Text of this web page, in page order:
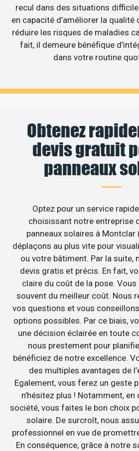
recul dans des situations
en capacité d’améliorer la
réduire les risques de maladies
fait, il demeure bénéfique
dans votre routine
Obtenez
devis gratuit
panneaux
Optez pour un service
choisissant notre entreprise
panneaux solaires à Montclar
déplaçons au plus vite pour
ou votre bâtiment. Par la suite,
devis gratis et précis. En fait,
claire du coût de la pose.
souvent du meilleur coût. Nous
vos questions et vous
options possibles. Par ce biais,
une décision éclairée en toute
nous prestement pour
bénéficiez de notre excellence.
des multiples avantages de
Egalement, vous ferez un geste
n’hésitez plus ! Notamment,
société, vous faites le bon choix
solaire. De surcroît, nous
professionnel en vue de
En conséquence, grâce à notre